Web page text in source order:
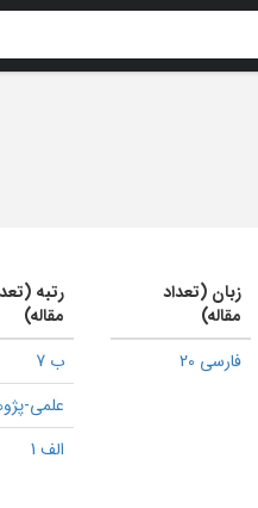
زبان (تعداد
مقاله)
فارسی 20
رتبه
مقاله)
ب 7
علمی-
الف 1